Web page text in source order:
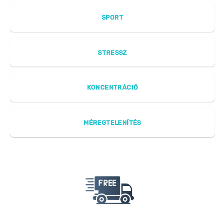
SPORT
STRESSZ
KONCENTRÁCIÓ
MÉREGTELENÍTÉS